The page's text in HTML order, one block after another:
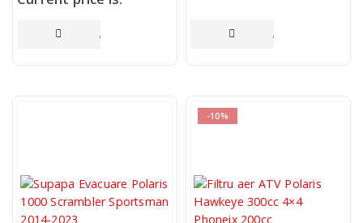
75,00 lei.
ADAUGĂ ÎN COȘ ADAUGĂ ÎN COȘ
-10%